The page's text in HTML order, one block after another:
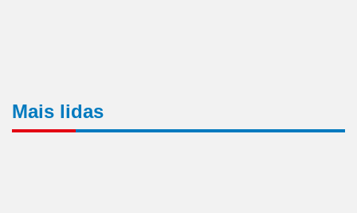
Mais lidas